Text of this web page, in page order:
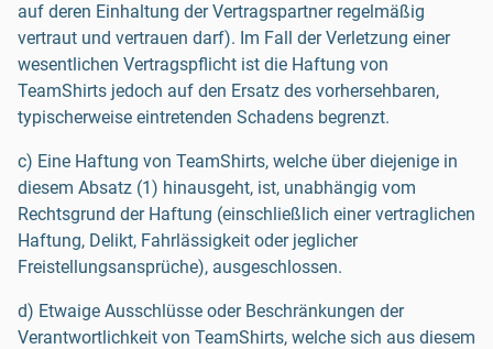
auf deren Einhaltung der Vertragspartner regelmäßig
vertraut und vertrauen darf). Im Fall der Verletzung einer
wesentlichen Vertragspflicht ist die Haftung von
TeamShirts jedoch auf den Ersatz des vorhersehbaren,
typischerweise eintretenden Schadens begrenzt.
c) Eine Haftung von TeamShirts, welche über diejenige in
diesem Absatz (1) hinausgeht, ist, unabhängig vom
Rechtsgrund der Haftung (einschließlich einer vertraglichen
Haftung, Delikt, Fahrlässigkeit oder jeglicher
Freistellungsansprüche), ausgeschlossen.
d) Etwaige Ausschlüsse oder Beschränkungen der
Verantwortlichkeit von TeamShirts, welche sich aus diesem